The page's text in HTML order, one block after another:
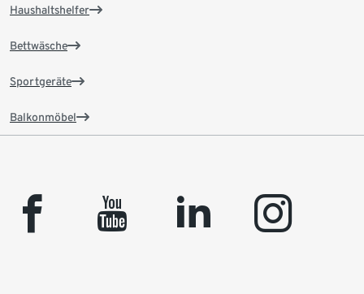
Haushaltshelfer
Bettwäsche
Sportgeräte
Balkonmöbel
facebook youtube linkedin instagram